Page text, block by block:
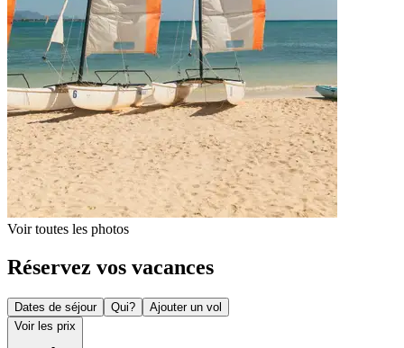
Voir toutes les photos
Réservez vos vacances
Dates de séjour Qui?
Ajouter un vol
Voir les prix